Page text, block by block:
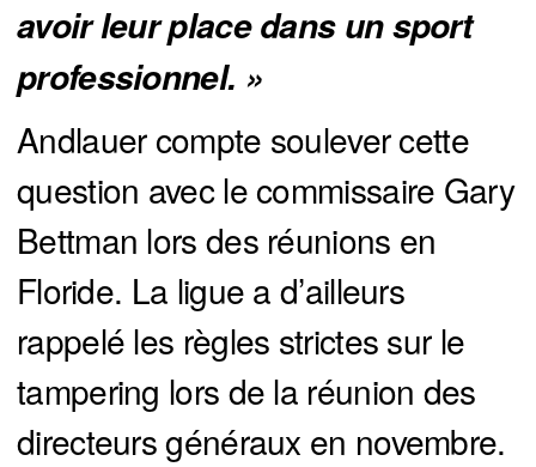
avoir leur place dans un sport
professionnel. »
Andlauer compte soulever cette
question avec le commissaire Gary
Bettman lors des réunions en
Floride. La ligue a d’ailleurs
rappelé les règles strictes sur le
tampering lors de la réunion des
directeurs généraux en novembre.